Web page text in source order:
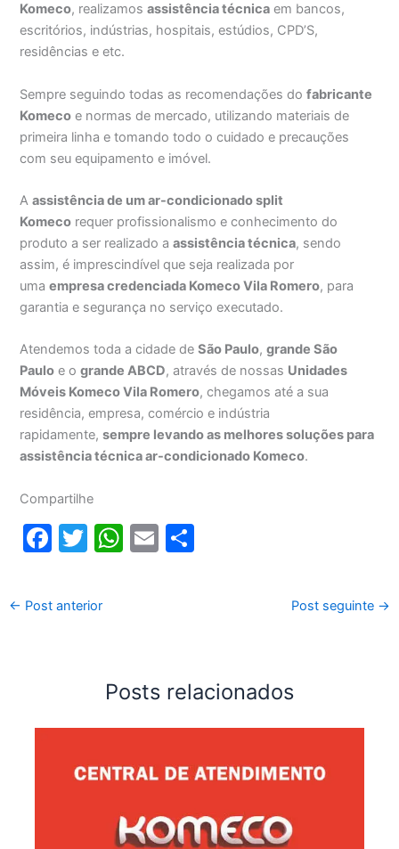
Komeco, realizamosassistência técnica em bancos,
escritórios, indústrias, hospitais, estúdios, CPD’S,
residências e etc.
Sempre seguindo todas as recomendações dofabricante
Komeco e normas de mercado, utilizando materiais de
primeira linha e tomando todo o cuidado e precauções
com seu equipamento e imóvel.
Aassistência de um ar-condicionado split
Komeco requer profissionalismo e conhecimento do
produto a ser realizado aassistência técnica, sendo
assim, é imprescindível que seja realizada por
umaempresa credenciada Komeco Vila Romero, para
garantia e segurança no serviço executado.
Atendemos toda a cidade deSão Paulo,grande São
Paulo e ogrande ABCD, através de nossas Unidades
Móveis Komeco Vila Romero, chegamos até a sua
residência, empresa, comércio e indústria
rapidamente,sempre levando as melhores soluções para
assistência técnica ar-condicionado Komeco.
Compartilhe
F
c
e
k
T
itt
er
W
p
p
E
← Post anterior Post seguinte →
Posts relacionados